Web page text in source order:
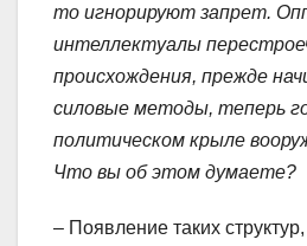
то игнорируют запрет.
интеллектуалы
происхождения, прежде
силовые методы, теперь
политическом крыле
Что вы об этом думаете?
– Появление таких